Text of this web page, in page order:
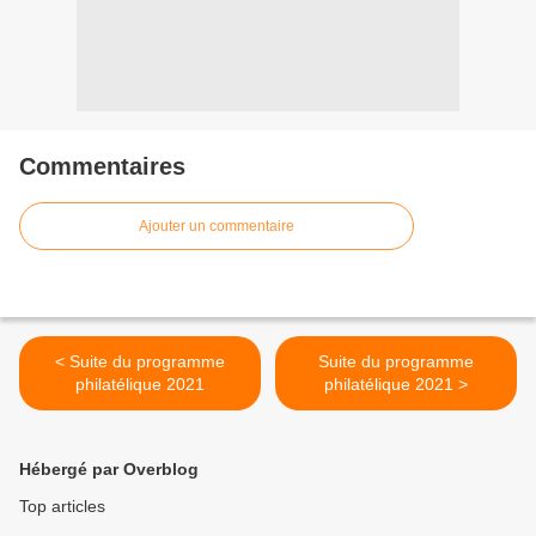
Commentaires
Ajouter un commentaire
< Suite du programme
philatélique 2021
Suite du programme
philatélique 2021 >
Hébergé par Overblog
Top articles